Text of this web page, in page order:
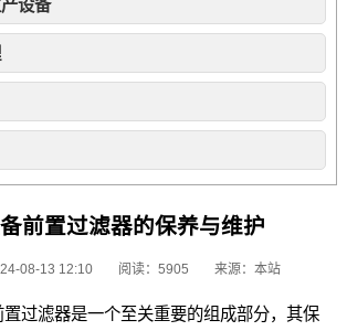
设备
前置过滤器的保养与维护
08-13 12:10 阅读：5905 来源：本站
过滤器是一个至关重要的组成部分，其保